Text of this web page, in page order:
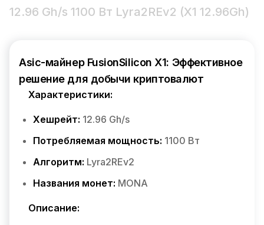
12.96 Gh/s 1100 Вт Lyra2REv2 (X1 12.96Gh)
Asic-майнер FusionSilicon X1: Эффективное
решение для добычи криптовалют
Характеристики:
Хешрейт: 12.96 Gh/s
Потребляемая мощность: 1100 Вт
Алгоритм: Lyra2REv2
Названия монет: MONA
Описание: